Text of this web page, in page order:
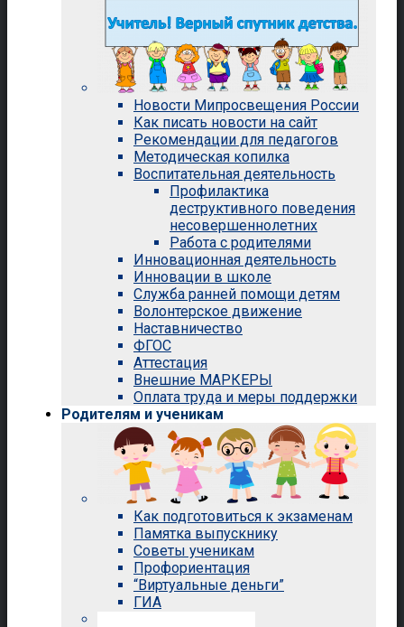
Новости Мипросвещения России
Как писать новости на сайт
Рекомендации для педагогов
Методическая копилка
Воспитательная деятельность
Профилактика
деструктивного поведения
несовершеннолетних
Работа с родителями
Инновационная деятельность
Инновации в школе
Служба ранней помощи детям
Волонтерское движение
Наставничество
ФГОС
Аттестация
Внешние МАРКЕРЫ
Оплата труда и меры поддержки
Родителям и ученикам
Как подготовиться к экзаменам
Памятка выпускнику
Советы ученикам
Профориентация
“Виртуальные деньги”
ГИА